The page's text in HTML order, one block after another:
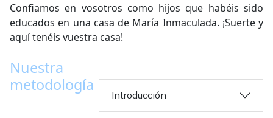
Confiamos en vosotros como hijos que habéis sido
educados en una casa de María Inmaculada. ¡Suerte y
aquí tenéis vuestra casa!
Nuestra
metodología
Introducción